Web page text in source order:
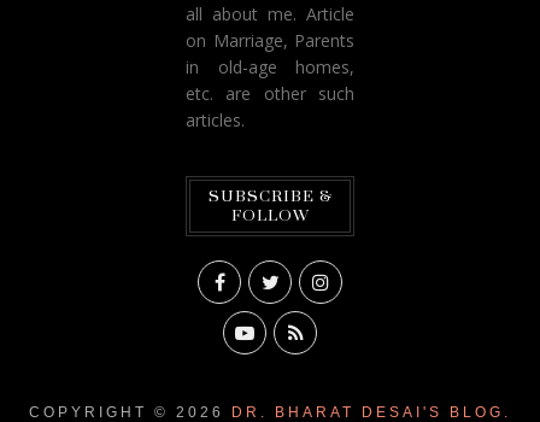
all about me. Article
on Marriage, Parents
in old-age homes,
etc. are other such
articles.
SUBSCRIBE &
FOLLOW
COPYRIGHT © 2026 DR. BHARAT DESAI'S BLOG.